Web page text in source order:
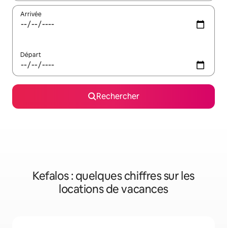
Arrivée
Départ
Rechercher
Kefalos : quelques chiffres sur les
locations de vacances